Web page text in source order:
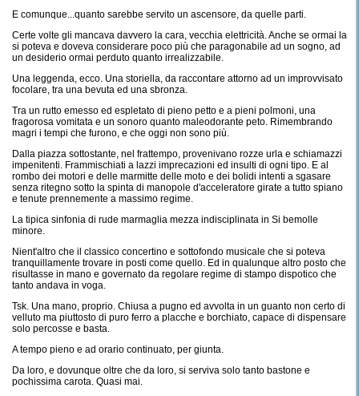
E comunque...quanto sarebbe servito un ascensore, da quelle parti.
Certe volte gli mancava davvero la cara, vecchia elettricità. Anche se ormai la
si poteva e doveva considerare poco più che paragonabile ad un sogno, ad
un desiderio ormai perduto quanto irrealizzabile.
Una leggenda, ecco. Una storiella, da raccontare attorno ad un improvvisato
focolare, tra una bevuta ed una sbronza.
Tra un rutto emesso ed espletato di pieno petto e a pieni polmoni, una
fragorosa vomitata e un sonoro quanto maleodorante peto. Rimembrando
magri i tempi che furono, e che oggi non sono più.
Dalla piazza sottostante, nel frattempo, provenivano rozze urla e schiamazzi
impenitenti. Frammischiati a lazzi imprecazioni ed insulti di ogni tipo. E al
rombo dei motori e delle marmitte delle moto e dei bolidi intenti a sgasare
senza ritegno sotto la spinta di manopole d'acceleratore girate a tutto spiano
e tenute prennemente a massimo regime.
La tipica sinfonia di rude marmaglia mezza indisciplinata in Si bemolle
minore.
Nient'altro che il classico concertino e sottofondo musicale che si poteva
tranquillamente trovare in posti come quello. Ed in qualunque altro posto che
risultasse in mano e governato da regolare regime di stampo dispotico che
tanto andava in voga.
Tsk. Una mano, proprio. Chiusa a pugno ed avvolta in un guanto non certo di
velluto ma piuttosto di puro ferro a placche e borchiato, capace di dispensare
solo percosse e basta.
A tempo pieno e ad orario continuato, per giunta.
Da loro, e dovunque oltre che da loro, si serviva solo tanto bastone e
pochissima carota. Quasi mai.